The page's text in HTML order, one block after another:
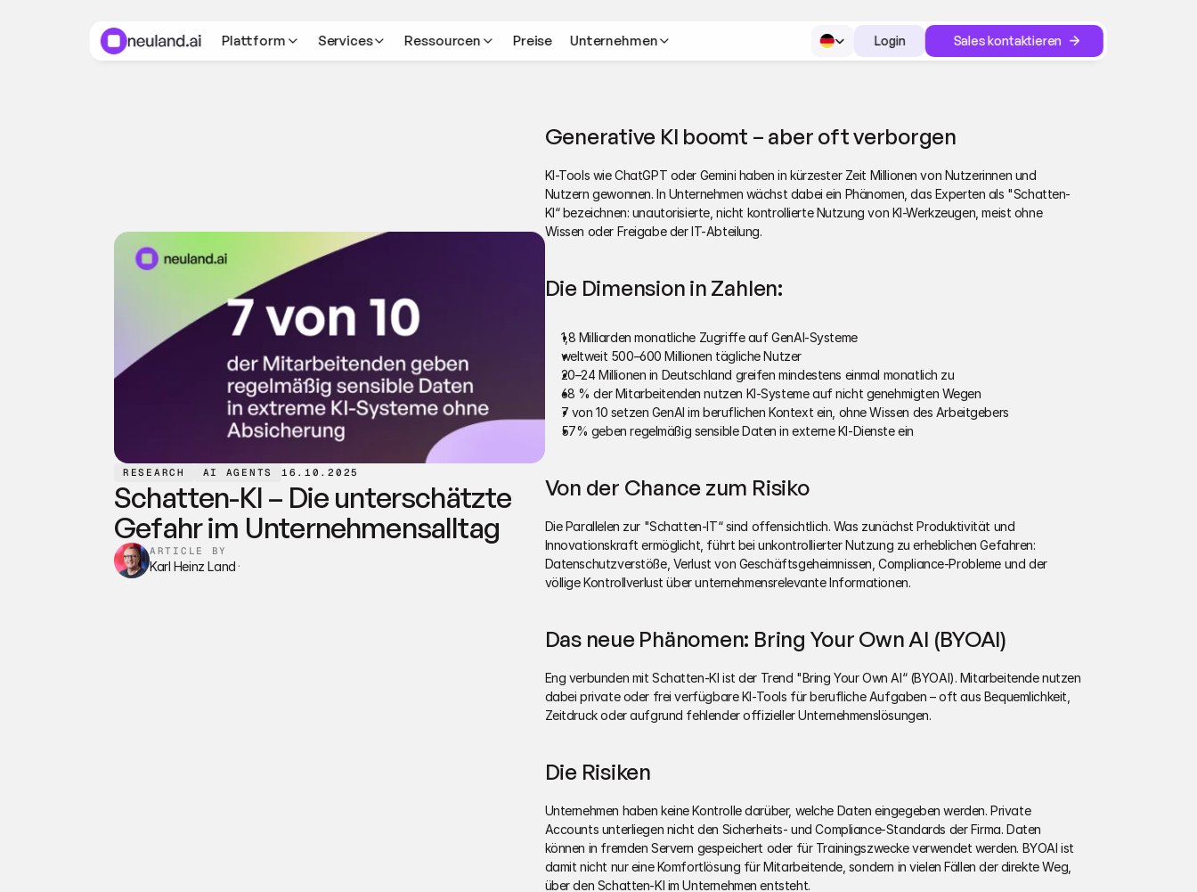
RESEARCH AI AGENTS 16.10.2025
Schatten-KI – Die unterschätzte
Gefahr im Unternehmensalltag
ARTICLE BY
Karl Heinz Land ·
Generative KI boomt – aber oft verborgen
KI-Tools wie ChatGPT oder Gemini haben in kürzester Zeit Millionen von Nutzerinnen und
Nutzern gewonnen. In Unternehmen wächst dabei ein Phänomen, das Experten als "Schatten-
KI“ bezeichnen: unautorisierte, nicht kontrollierte Nutzung von KI-Werkzeugen, meist ohne
Wissen oder Freigabe der IT-Abteilung.
Die Dimension in Zahlen:
1,8 Milliarden monatliche Zugriffe auf GenAI-Systeme
weltweit 500–600 Millionen tägliche Nutzer
20–24 Millionen in Deutschland greifen mindestens einmal monatlich zu
68 % der Mitarbeitenden nutzen KI-Systeme auf nicht genehmigten Wegen
7 von 10 setzen GenAI im beruflichen Kontext ein, ohne Wissen des Arbeitgebers
57% geben regelmäßig sensible Daten in externe KI-Dienste ein
Von der Chance zum Risiko
Die Parallelen zur "Schatten-IT“ sind offensichtlich. Was zunächst Produktivität und
Innovationskraft ermöglicht, führt bei unkontrollierter Nutzung zu erheblichen Gefahren:
Datenschutzverstöße, Verlust von Geschäftsgeheimnissen, Compliance-Probleme und der
völlige Kontrollverlust über unternehmensrelevante Informationen.
Das neue Phänomen: Bring Your Own AI (BYOAI)
Eng verbunden mit Schatten-KI ist der Trend "Bring Your Own AI“ (BYOAI). Mitarbeitende nutzen
dabei private oder frei verfügbare KI-Tools für berufliche Aufgaben – oft aus Bequemlichkeit,
Zeitdruck oder aufgrund fehlender offizieller Unternehmenslösungen.
Die Risiken
Unternehmen haben keine Kontrolle darüber, welche Daten eingegeben werden. Private
Accounts unterliegen nicht den Sicherheits- und Compliance-Standards der Firma. Daten
können in fremden Servern gespeichert oder für Trainingszwecke verwendet werden. BYOAI ist
damit nicht nur eine Komfortlösung für Mitarbeitende, sondern in vielen Fällen der direkte Weg,
über den Schatten-KI im Unternehmen entsteht.
Plattform Services Ressourcen Preise Unternehmen Login Sales kontaktieren